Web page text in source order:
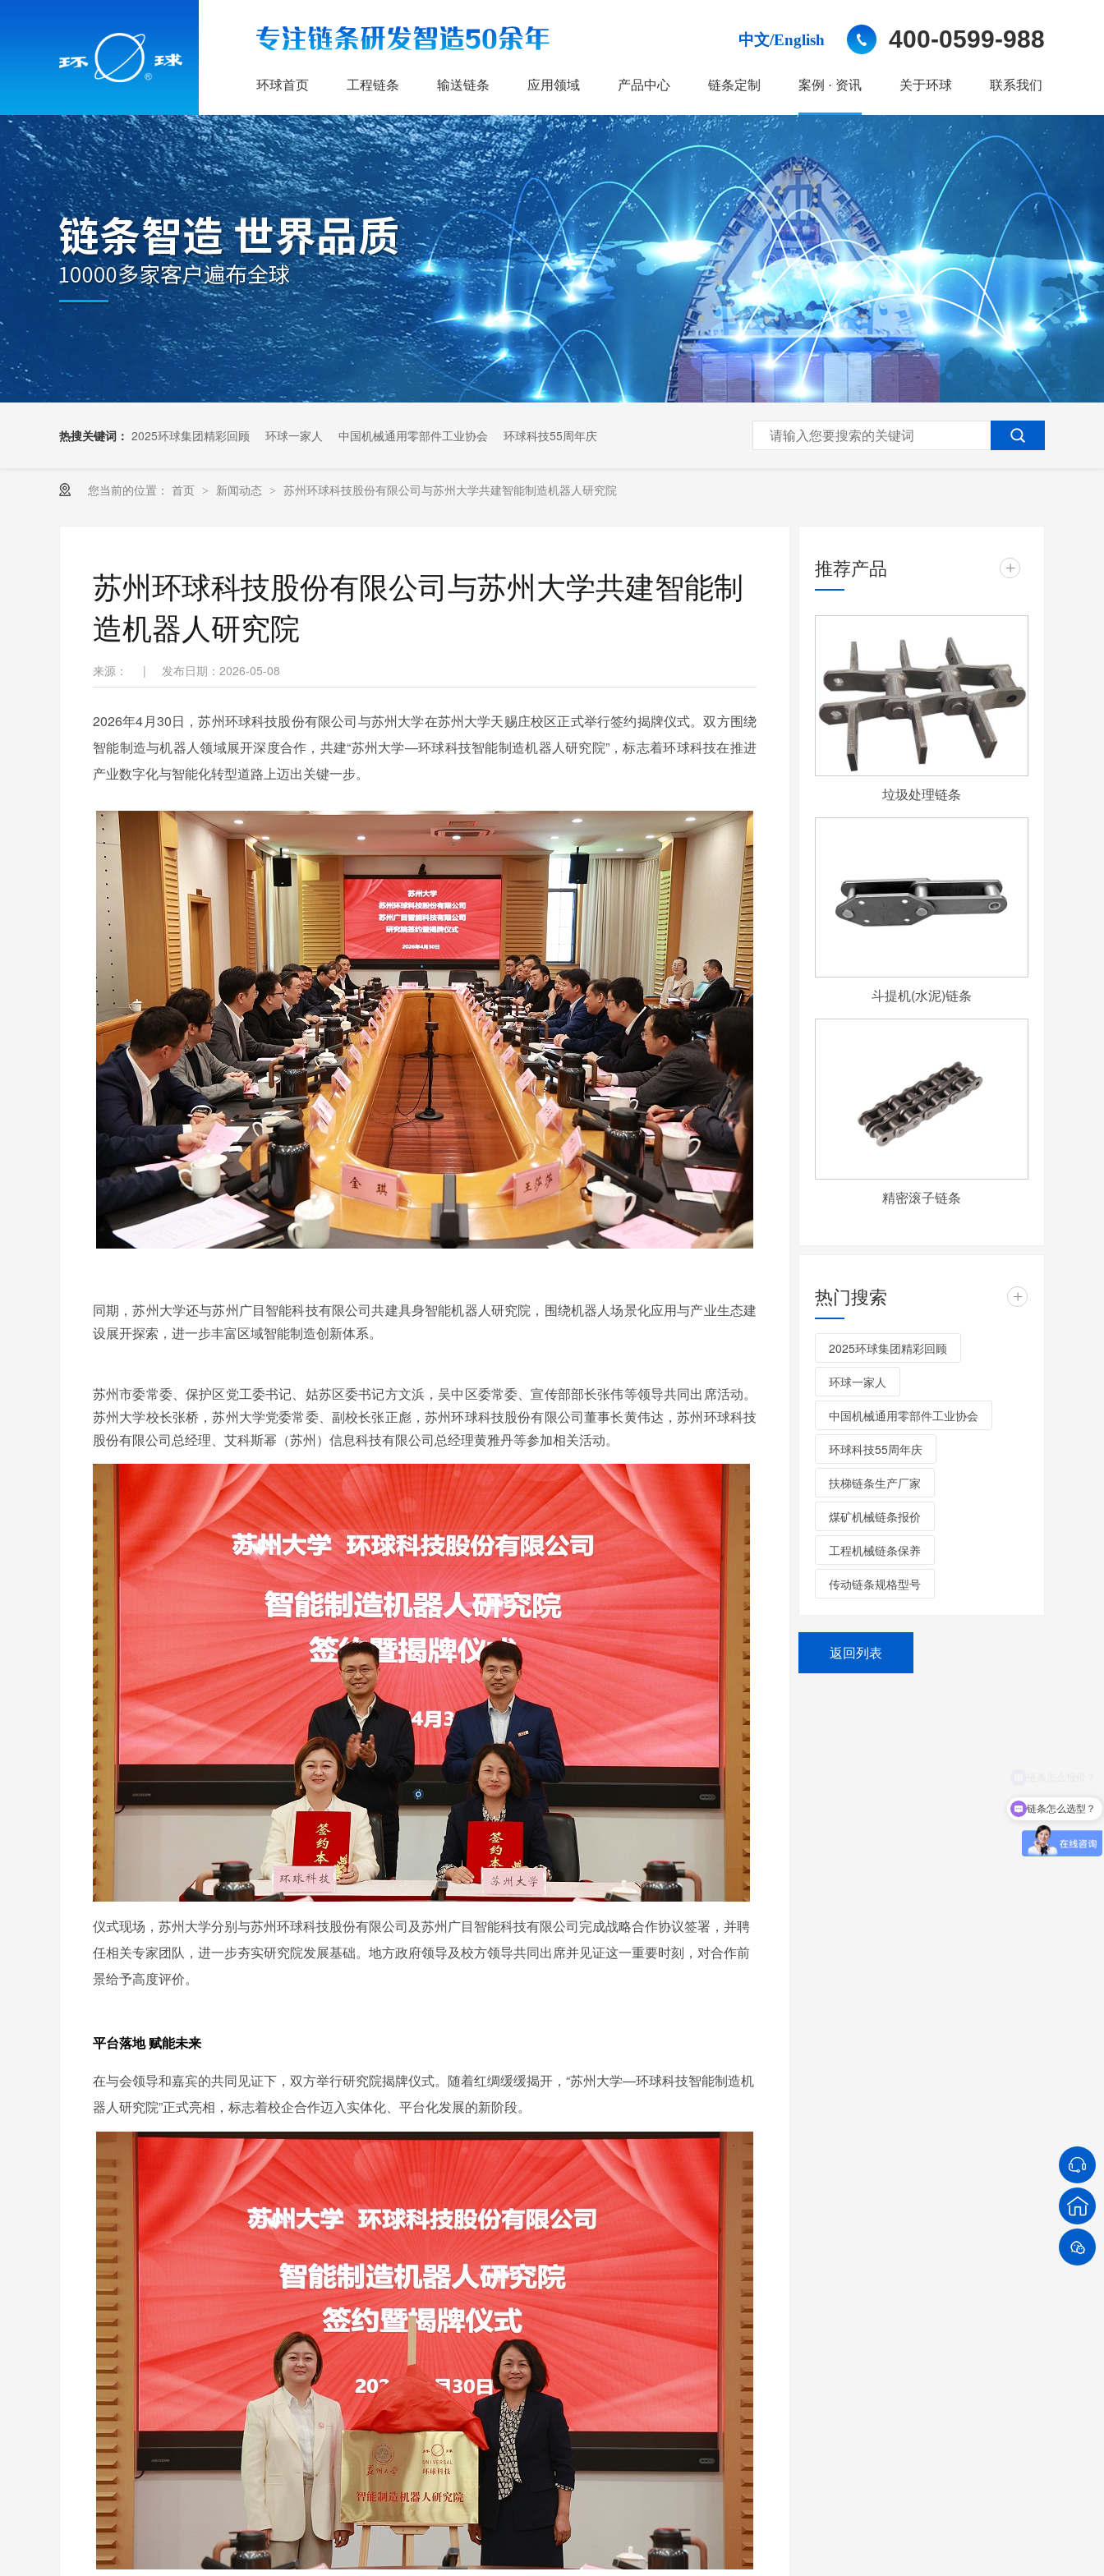
中文/English 400-0599-988
环球首页 工程链条 输送链条 应用领域 产品中心 链条定制 案例 · 资讯 关于环球 联系我们
热搜关键词： 2025环球集团精彩回顾 环球一家人 中国机械通用零部件工业协会 环球科技55周年庆
扶梯链条生产厂家
您当前的位置： 首页 > 新闻动态 > 苏州环球科技股份有限公司与苏州大学共建智能制造机器人研究院
苏州环球科技股份有限公司与苏州大学共建智能制
造机器人研究院
来源： | 发布日期：2026-05-08
2026年4月30日，苏州环球科技股份有限公司与苏州大学在苏州大学天赐庄校区正式举行签约揭牌仪式。双方围绕
智能制造与机器人领域展开深度合作，共建“苏州大学—环球科技智能制造机器人研究院”，标志着环球科技在推进
产业数字化与智能化转型道路上迈出关键一步。
同期，苏州大学还与苏州广目智能科技有限公司共建具身智能机器人研究院，围绕机器人场景化应用与产业生态建
设展开探索，进一步丰富区域智能制造创新体系。
苏州市委常委、保护区党工委书记、姑苏区委书记方文浜，吴中区委常委、宣传部部长张伟等领导共同出席活动。
苏州大学校长张桥，苏州大学党委常委、副校长张正彪，苏州环球科技股份有限公司董事长黄伟达，苏州环球科技
股份有限公司总经理、艾科斯幂（苏州）信息科技有限公司总经理黄雅丹等参加相关活动。
仪式现场，苏州大学分别与苏州环球科技股份有限公司及苏州广目智能科技有限公司完成战略合作协议签署，并聘
任相关专家团队，进一步夯实研究院发展基础。地方政府领导及校方领导共同出席并见证这一重要时刻，对合作前
景给予高度评价。
平台落地 赋能未来
在与会领导和嘉宾的共同见证下，双方举行研究院揭牌仪式。随着红绸缓缓揭开，“苏州大学—环球科技智能制造机
器人研究院”正式亮相，标志着校企合作迈入实体化、平台化发展的新阶段。
推荐产品 +
垃圾处理链条
斗提机(水泥)链条
精密滚子链条
热门搜索 +
2025环球集团精彩回顾
环球一家人
中国机械通用零部件工业协会
环球科技55周年庆
扶梯链条生产厂家
煤矿机械链条报价
工程机械链条保养
传动链条规格型号
返回列表
链条怎么选型？